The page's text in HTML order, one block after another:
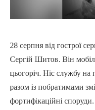
28 серпня від гострої
Сергій Шитов. Він
цьогоріч. Ніс службу на
разом із побратимами
фортифікаційні